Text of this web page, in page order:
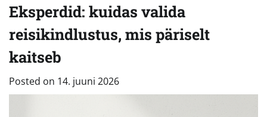
Eksperdid: kuidas valida
reisikindlustus, mis päriselt
kaitseb
Posted on 14. juuni 2026